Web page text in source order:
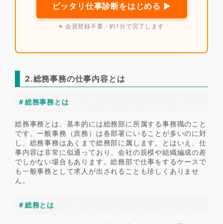
ピッタリ仕事診断をはじめる ▶
※ 会員登録不要・約1分で完了します
2.総務事務の仕事内容とは
＃総務事務とは
総務事務とは、基本的には総務部に所属する事務職のこと
です。一般事務（庶務）は各部署にいることが多いのに対
し、総務事務はあくまで総務部に属します。とはいえ、仕
事内容は非常に似通っており、会社の規模や組織編成の差
でしかない場合もあります。総務部で仕事をするケースで
も一般事務として求人が出されることも珍しくありませ
ん。
＃総務とは